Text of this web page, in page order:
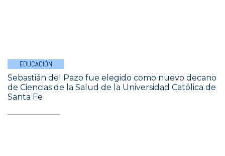
EDUCACIÓN
Sebastián del Pazo fue elegido como nuevo decano
de Ciencias de la Salud de la Universidad Católica de
Santa Fe